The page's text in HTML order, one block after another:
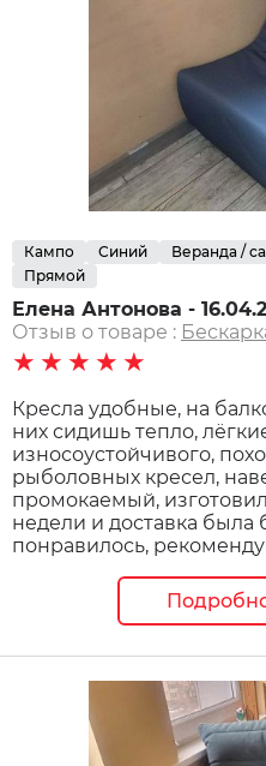
Кампо Синий Веранда /
Прямой
Елена Антонова -
Отзыв о товаре :
★★★★★
Кресла удобные, на
них сидишь тепло,
износоустойчивого,
рыболовных кресел,
промокаемый,
недели и доставка была
понравилось,